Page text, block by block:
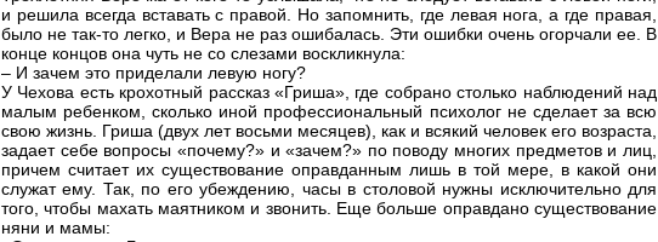
и решила всегда вставать с правой. Но запомнить, где левая нога, а где правая,
было не так-то легко, и Вера не раз ошибалась. Эти ошибки очень огорчали ее. В
конце концов она чуть не со слезами воскликнула:
– И зачем это приделали левую ногу?
У Чехова есть крохотный рассказ «Гриша», где собрано столько наблюдений над
малым ребенком, сколько иной профессиональный психолог не сделает за всю
свою жизнь. Гриша (двух лет восьми месяцев), как и всякий человек его возраста,
задает себе вопросы «почему?» и «зачем?» по поводу многих предметов и лиц,
причем считает их существование оправданным лишь в той мере, в какой они
служат ему. Так, по его убеждению, часы в столовой нужны исключительно для
того, чтобы махать маятником и звонить. Еще больше оправдано существование
няни и мамы: